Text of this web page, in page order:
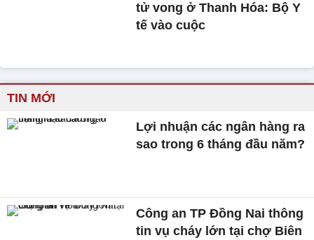
tử vong ở Thanh Hóa: Bộ Y
tế vào cuộc
TIN MỚI
Lợi nhuận các ngân hàng ra
sao trong 6 tháng đầu năm?
Công an TP Đồng Nai thông
tin vụ cháy lớn tại chợ Biên